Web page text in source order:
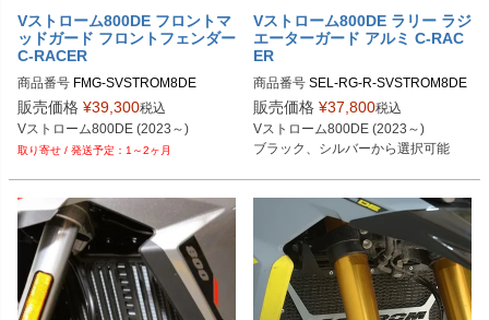
Vストローム800DE フロントマ
ッドガード フロントフェンダー
C-RACER
商品番号 FMG-SVSTROM8DE
販売価格 ¥39,300税込
Vストローム800DE (2023～)
1～2ヶ月
Vストローム800DE ラリー ラジ
エーターガード アルミ C-RAC
ER
商品番号 SEL-RG-R-SVSTROM8DE
販売価格 ¥37,800税込
Vストローム800DE (2023～)
ブラック、シルバーから選択可能